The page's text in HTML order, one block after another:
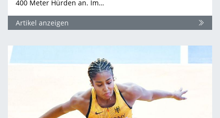
400 Meter Hürden an. Im…
Artikel anzeigen